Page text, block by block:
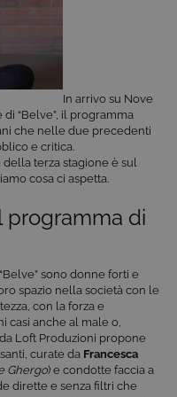
In arrivo su Nove
“Belve”, il programma
che nelle due precedenti
e critica.
terza stagione è sul
cosa ci aspetta.
programma di
sono donne forti e
spazio nella società con le
con la forza e
casi anche al male o,
Loft Produzioni propone
curate da Francesca
Ghergo) e condotte faccia a
dirette e senza filtri che